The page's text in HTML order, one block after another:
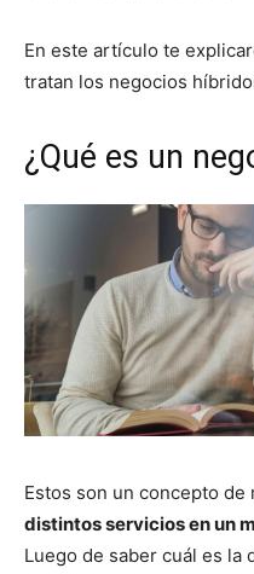
En este artículo te
tratan los negocios
¿Qué es un
Estos son un concepto de
distintos servicios en un
Luego de saber cuál es